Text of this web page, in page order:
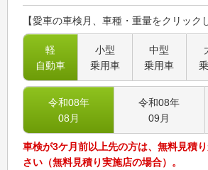
【愛車の車検月、車種・重量をクリック
軽
自動車
小型
乗用車
中型
乗用車
令和08年
08 月
令和08年
09 月
車検が3ケ月前以上先の方は、無料見積
さい（無料見積り実施店の場合）。